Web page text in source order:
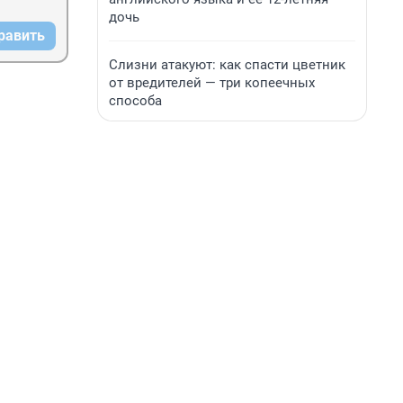
дочь
Слизни атакуют: как спасти цветник
от вредителей — три копеечных
способа